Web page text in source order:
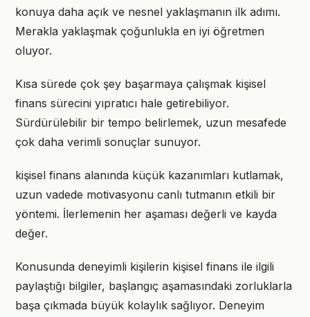
konuya daha açık ve nesnel yaklaşmanın ilk adımı.
Merakla yaklaşmak çoğunlukla en iyi öğretmen
oluyor.
Kısa sürede çok şey başarmaya çalışmak kişisel
finans sürecini yıpratıcı hale getirebiliyor.
Sürdürülebilir bir tempo belirlemek, uzun mesafede
çok daha verimli sonuçlar sunuyor.
kişisel finans alanında küçük kazanımları kutlamak,
uzun vadede motivasyonu canlı tutmanın etkili bir
yöntemi. İlerlemenin her aşaması değerli ve kayda
değer.
Konusunda deneyimli kişilerin kişisel finans ile ilgili
paylaştığı bilgiler, başlangıç aşamasındaki zorluklarla
başa çıkmada büyük kolaylık sağlıyor. Deneyim